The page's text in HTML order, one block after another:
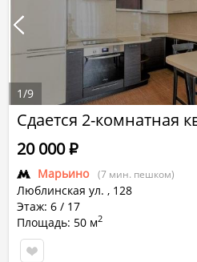
Сдается 2-комнатная
Марьино (7 мин. пешком)
Люблинская ул. , 128
Этаж: 6 / 17
Площадь: 50 м2
20 000Р
1/9